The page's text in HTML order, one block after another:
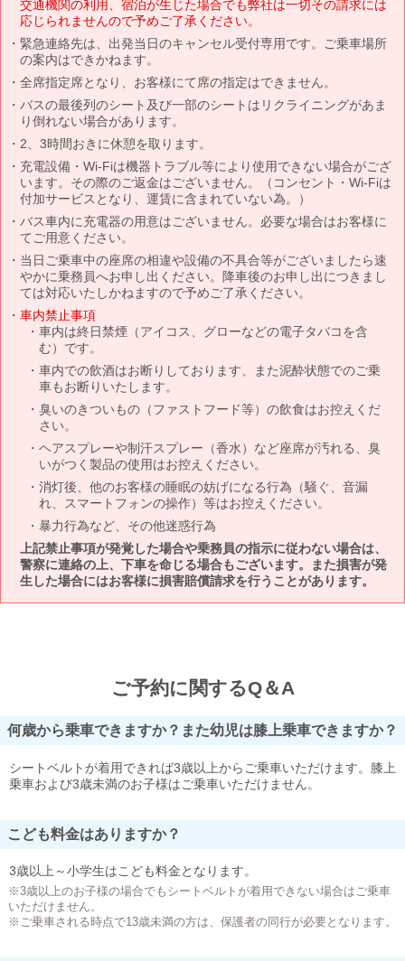
交通機関の利用、宿泊が生じた場合でも弊社は一切その請求には
応じられませんので予めご了承ください。
緊急連絡先は、出発当日のキャンセル受付専用です。ご乗車場所
の案内はできかねます。
全席指定席となり、お客様にて席の指定はできません。
バスの最後列のシート及び一部のシートはリクライニングがあま
り倒れない場合があります。
2、3時間おきに休憩を取ります。
充電設備・Wi-Fiは機器トラブル等により使用できない場合がござ
います。その際のご返金はございません。（コンセント・Wi-Fiは
付加サービスとなり、運賃に含まれていない為。）
バス車内に充電器の用意はございません。必要な場合はお客様に
てご用意ください。
当日ご乗車中の座席の相違や設備の不具合等がございましたら速
やかに乗務員へお申し出ください。降車後のお申し出につきまし
ては対応いたしかねますので予めご了承ください。
車内禁止事項
車内は終日禁煙（アイコス、グローなどの電子タバコを含
む）です。
車内での飲酒はお断りしております、また泥酔状態でのご乗
車もお断りいたします。
臭いのきついもの（ファストフード等）の飲食はお控えくだ
さい。
ヘアスプレーや制汗スプレー（香水）など座席が汚れる、臭
いがつく製品の使用はお控えください。
消灯後、他のお客様の睡眠の妨げになる行為（騒ぐ、音漏
れ、スマートフォンの操作）等はお控えください。
暴力行為など、その他迷惑行為
上記禁止事項が発覚した場合や乗務員の指示に従わない場合は、
警察に連絡の上、下車を命じる場合もございます。また損害が発
生した場合にはお客様に損害賠償請求を行うことがあります。
ご予約に関するQ＆A
何歳から乗車できますか？また幼児は膝上乗車できますか？
シートベルトが着用できれば3歳以上からご乗車いただけます。膝上
乗車および3歳未満のお子様はご乗車いただけません。
こども料金はありますか？
3歳以上～小学生はこども料金となります。
※3歳以上のお子様の場合でもシートベルトが着用できない場合はご乗車
いただけません。
※ご乗車される時点で13歳未満の方は、保護者の同行が必要となります。